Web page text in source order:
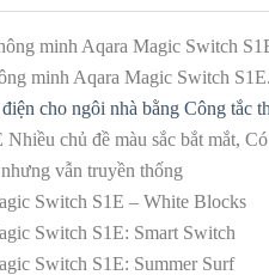
minh Aqara Magic Switch
minh Aqara Magic Switch S1E.
cho ngôi nhà bằng Công tắc
chủ đề màu sắc bắt mắt,
vẫn truyền thống
Switch S1E – White Blocks
Switch S1E: Smart Switch
Switch S1E: Summer Surf